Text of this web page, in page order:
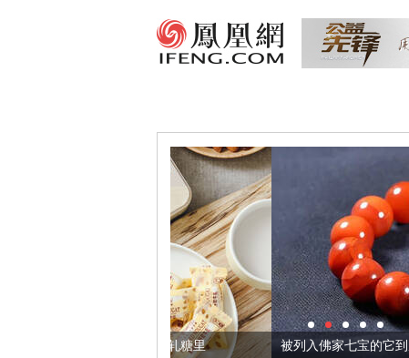
被列入佛家七宝的它到底有多美？